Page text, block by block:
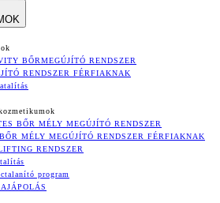
BŐRMEGÚJÍTÓ RENDSZER
RENDSZER FÉRFIAKNAK
BŐR MÉLY MEGÚJÍTÓ RENDSZER
MÉLY MEGÚJÍTÓ RENDSZER FÉRFIAKNAK
RENDSZER
program